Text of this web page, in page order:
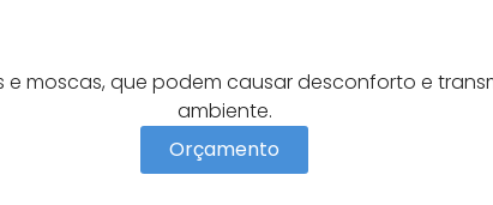
moscas, que podem causar desconforto e
ambiente.
Orçamento